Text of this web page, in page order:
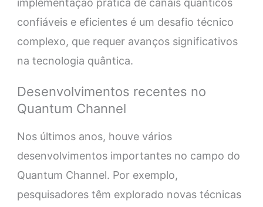
implementação prática de canais quânticos
confiáveis e eficientes é um desafio técnico
complexo, que requer avanços significativos
na tecnologia quântica.
Desenvolvimentos recentes no
Quantum Channel
Nos últimos anos, houve vários
desenvolvimentos importantes no campo do
Quantum Channel. Por exemplo,
pesquisadores têm explorado novas técnicas